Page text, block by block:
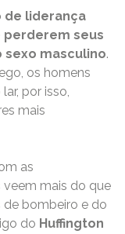
de liderança
perderem seus
masculino.
os homens
por isso,
mais
as
veem mais do que
de bombeiro e do
do Huffington